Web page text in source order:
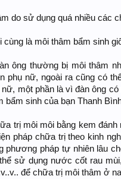
do sử dụng quá nhiều các
cùng là môi thâm bẩm sinh
ông thường bị môi thâm
phụ nữ, ngoài ra cũng có
nữ, một phần là vì đàn ông
bẩm sinh của bạn Thanh
trị môi môi bằng kem
pháp chữa trị theo kinh
phương pháp tự nhiên lâu
sử dụng nước cốt rau
để chữa trị môi thâm ở